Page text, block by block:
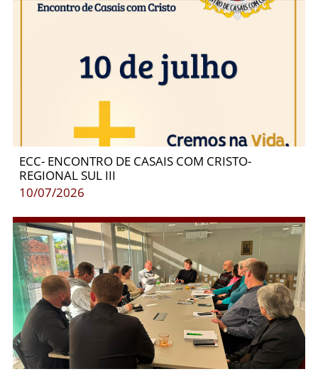
ECC- ENCONTRO DE CASAIS COM CRISTO-
REGIONAL SUL III
10/07/2026